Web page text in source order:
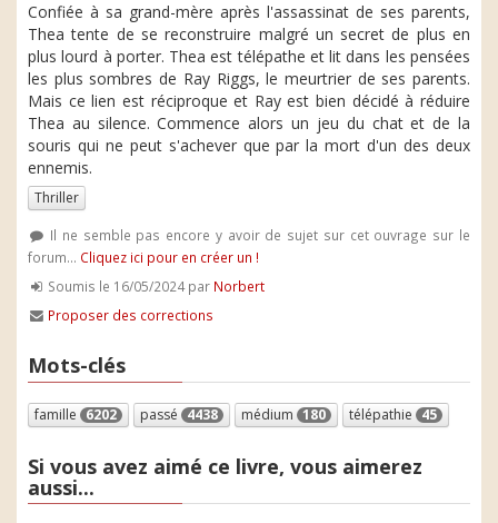
Confiée à sa grand-mère après l'assassinat de ses parents,
Thea tente de se reconstruire malgré un secret de plus en
plus lourd à porter. Thea est télépathe et lit dans les pensées
les plus sombres de Ray Riggs, le meurtrier de ses parents.
Mais ce lien est réciproque et Ray est bien décidé à réduire
Thea au silence. Commence alors un jeu du chat et de la
souris qui ne peut s'achever que par la mort d'un des deux
ennemis.
Thriller
Il ne semble pas encore y avoir de sujet sur cet ouvrage sur le
forum... Cliquez ici pour en créer un !
Soumis le 16/05/2024 par Norbert
Proposer des corrections
Mots-clés
famille 6202 passé 4438 médium 180 télépathie 45
Si vous avez aimé ce livre, vous aimerez
aussi...